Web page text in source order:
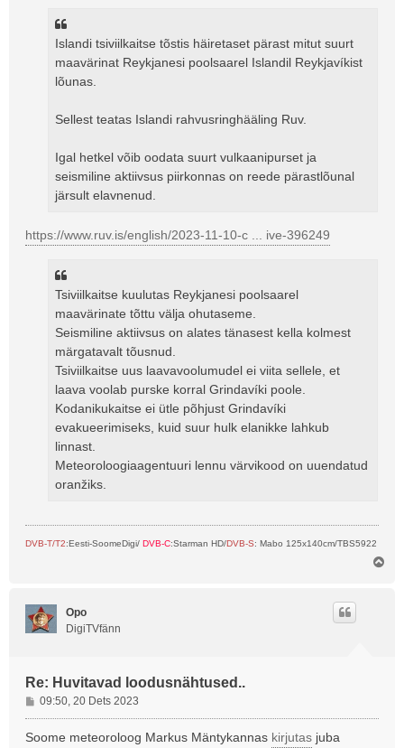
Islandi tsiviilkaitse tõstis häiretaset pärast mitut suurt
maavärinat Reykjanesi poolsaarel Islandil Reykjavíkist
lõunas.
Sellest teatas Islandi rahvusringhääling Ruv.
Igal hetkel võib oodata suurt vulkaanipurset ja
seismiline aktiivsus piirkonnas on reede pärastlõunal
järsult elavnenud.
https://www.ruv.is/english/2023-11-10-c ... ive-396249
Tsiviilkaitse kuulutas Reykjanesi poolsaarel
maavärinate tõttu välja ohutaseme.
Seismiline aktiivsus on alates tänasest kella kolmest
märgatavalt tõusnud.
Tsiviilkaitse uus laavavoolumudel ei viita sellele, et
laava voolab purske korral Grindavíki poole.
Kodanikukaitse ei ütle põhjust Grindavíki
evakueerimiseks, kuid suur hulk elanikke lahkub
linnast.
Meteoroloogiaagentuuri lennu värvikood on uuendatud
oranžiks.
DVB-T/T2:Eesti-SoomeDigi/ DVB-C:Starman HD/DVB-S: Mabo 125x140cm/TBS5922
Opo
DigiTVfänn
Re: Huvitavad loodusnähtused..
P
o
09:50, 20 Dets 2023
Soome meteoroloog Markus Mäntykannas kirjutas juba